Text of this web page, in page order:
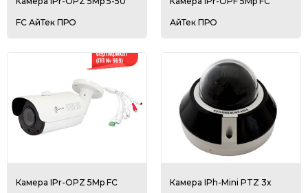
FC АйТек ПРО АйТек ПРО
Камера IPr-OPZ 5Mp FC Камера IPh-Mini PTZ 3x